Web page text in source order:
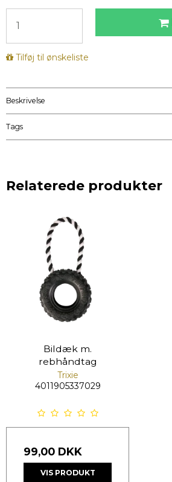
Tilføj til ønskeliste
Beskrivelse
Tags
Relaterede produkter
Bildæk m.
rebhåndtag
Trixie
4011905337029
99,00 DKK
VIS PRODUKT